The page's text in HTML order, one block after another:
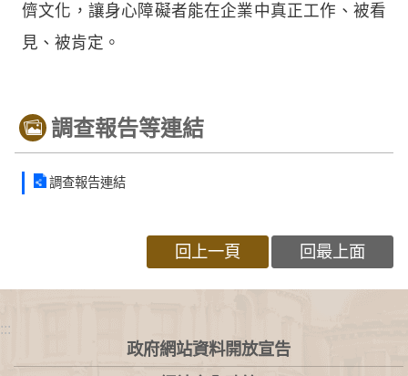
儕文化，讓身心障礙者能在企業中真正工作、被看
見、被肯定。
調查報告等連結
調查報告連結
回上一頁 回最上面
:::
政府網站資料開放宣告